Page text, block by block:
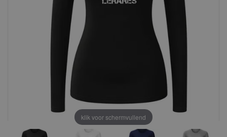
klik voor schermvullend